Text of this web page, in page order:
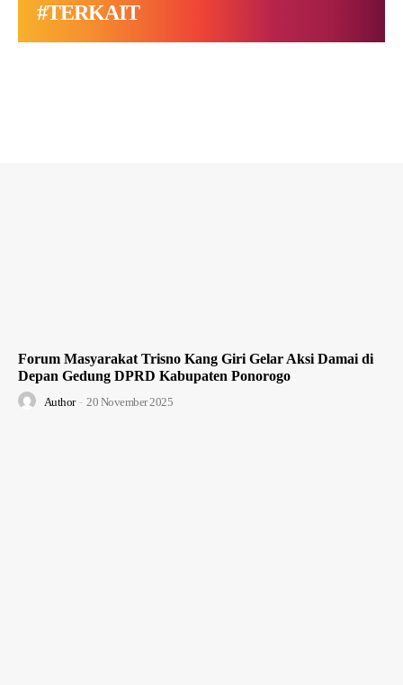
#TERKAIT
Forum Masyarakat Trisno Kang Giri Gelar Aksi Damai di
Depan Gedung DPRD Kabupaten Ponorogo
Author - 20 November 2025